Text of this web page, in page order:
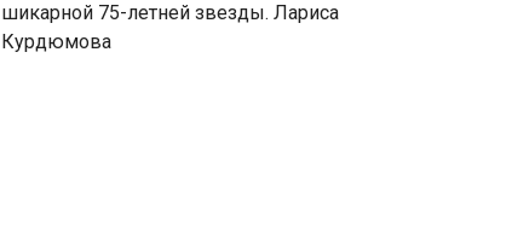
шикарной 75-летней звезды. Лариса
Курдюмова